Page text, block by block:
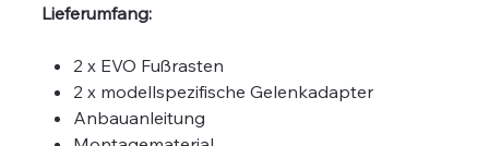
Lieferumfang:
2 x EVO Fußrasten
2 x modellspezifische Gelenkadapter
Anbauanleitung